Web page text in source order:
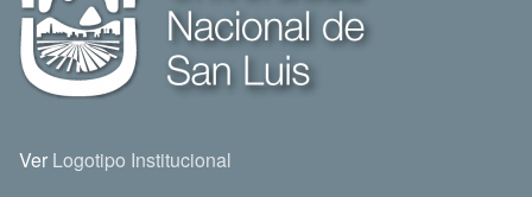
Ver Logotipo Institucional